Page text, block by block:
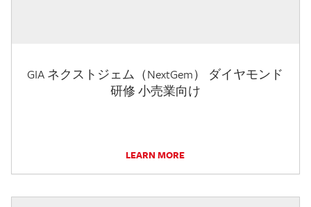
GIA ネクストジェム（NextGem） ダイヤモンド
研修 小売業向け
LEARN MORE